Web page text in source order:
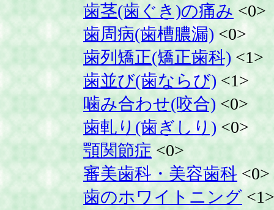
歯茎(歯ぐき)の痛み <0>
歯周病(歯槽膿漏) <0>
歯列矯正(矯正歯科) <1>
歯並び(歯ならび) <1>
噛み合わせ(咬合) <0>
歯軋り(歯ぎしり) <0>
顎関節症 <0>
審美歯科・美容歯科<0>
歯のホワイトニング <1>